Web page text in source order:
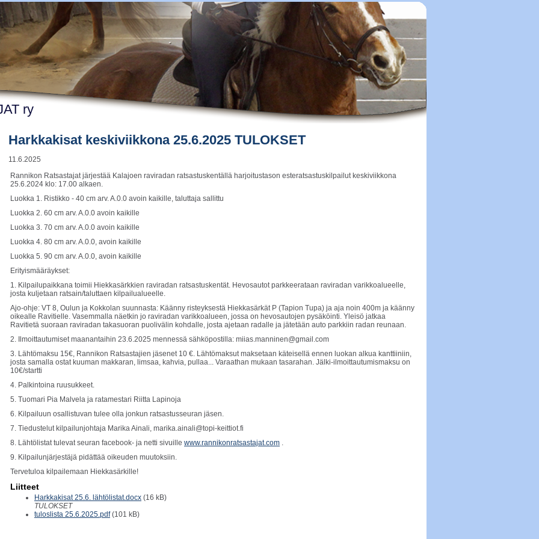
ry
Harkkakisat keskiviikkona 25.6.2025 TULOKSET
11.6.2025
Rannikon Ratsastajat järjestää Kalajoen raviradan ratsastuskentällä harjoitustason esteratsastuskilpailut keskiviikkona
25.6.2024 klo: 17.00 alkaen.
Luokka 1. Ristikko - 40 cm arv. A.0.0 avoin kaikille, taluttaja sallittu
Luokka 2. 60 cm arv. A.0.0 avoin kaikille
Luokka 3. 70 cm arv. A.0.0 avoin kaikille
Luokka 4. 80 cm arv. A.0.0, avoin kaikille
Luokka 5. 90 cm arv. A.0.0, avoin kaikille
Erityismääräykset:
1. Kilpailupaikkana toimii Hiekkasärkkien raviradan ratsastuskentät. Hevosautot parkkeerataan raviradan varikkoalueelle,
josta kuljetaan ratsain/taluttaen kilpailualueelle.
Ajo-ohje: VT 8, Oulun ja Kokkolan suunnasta: Käänny risteyksestä Hiekkasärkät P (Tapion Tupa) ja aja noin 400m ja käänny
oikealle Ravitielle. Vasemmalla näetkin jo raviradan varikkoalueen, jossa on hevosautojen pysäköinti. Yleisö jatkaa
Ravitietä suoraan raviradan takasuoran puolivälin kohdalle, josta ajetaan radalle ja jätetään auto parkkiin radan reunaan.
2. Ilmoittautumiset maanantaihin 23.6.2025 mennessä sähköpostilla: miias.manninen@gmail.com
3. Lähtömaksu 15€, Rannikon Ratsastajien jäsenet 10 €. Lähtömaksut maksetaan käteisellä ennen luokan alkua kanttiiniin,
josta samalla ostat kuuman makkaran, limsaa, kahvia, pullaa... Varaathan mukaan tasarahan. Jälki-ilmoittautumismaksu on
10€/startti
4. Palkintoina ruusukkeet.
5. Tuomari Pia Malvela ja ratamestari Riitta Lapinoja
6. Kilpailuun osallistuvan tulee olla jonkun ratsastusseuran jäsen.
7. Tiedustelut kilpailunjohtaja Marika Ainali, marika.ainali@topi-keittiot.fi
8. Lähtölistat tulevat seuran facebook- ja netti sivuille www.rannikonratsastajat.com .
9. Kilpailunjärjestäjä pidättää oikeuden muutoksiin.
Tervetuloa kilpailemaan Hiekkasärkille!
Liitteet
Harkkakisat 25.6. lähtölistat.docx (16 kB)
TULOKSET
tuloslista 25.6.2025.pdf (101 kB)